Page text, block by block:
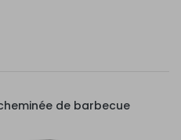
de barbecue